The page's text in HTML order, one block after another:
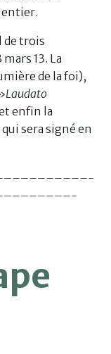
entier.
de trois
13. La
de la foi),
Laudato
enfin la
sera signé en